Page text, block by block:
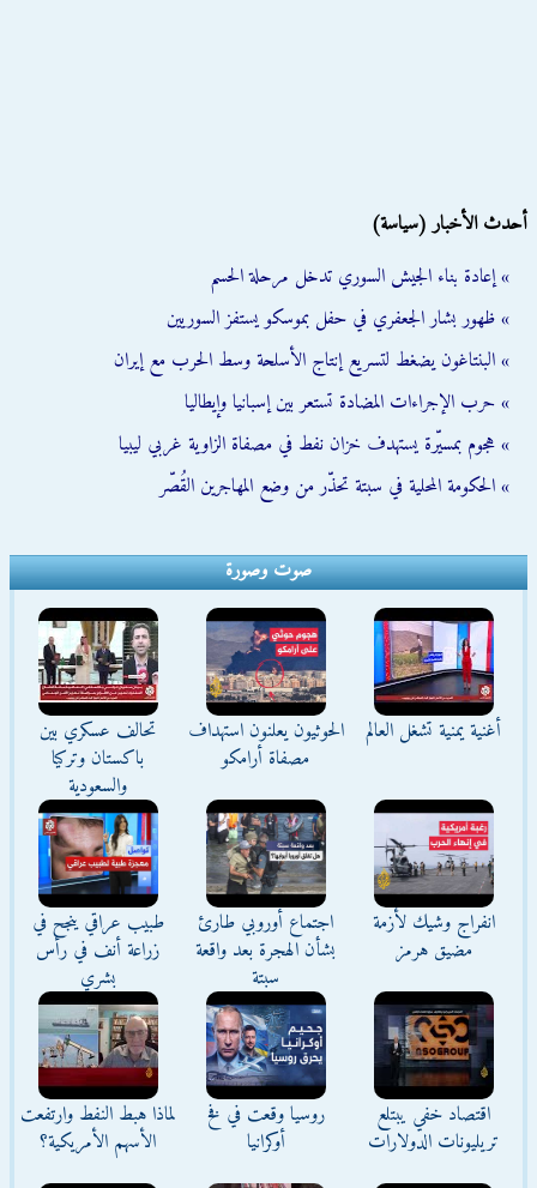
أحدث الأخبار (سياسة)
» إعادة بناء الجيش السوري تدخل مرحلة الحسم
» ظهور بشار الجعفري في حفل بموسكو يستفز السوريين
» البنتاغون يضغط لتسريع إنتاج الأسلحة وسط الحرب مع إيران
» حرب الإجراءات المضادة تستعر بين إسبانيا وإيطاليا
» هجوم بمسيّرة يستهدف خزان نفط في مصفاة الزاوية غربي ليبيا
» الحكومة المحلية في سبتة تحذّر من وضع المهاجرين القُصّر
صوت وصورة
أغنية يمنية تشغل العالم
الحوثيون يعلنون استهداف
مصفاة أرامكو
تحالف عسكري بين
باكستان وتركيا
والسعودية
انفراج وشيك لأزمة
مضيق هرمز
اجتماع أوروبي طارئ
بشأن الهجرة بعد واقعة
سبتة
طبيب عراقي ينجح في
زراعة أنف في رأس
بشري
اقتصاد خفي يبتلع
تريليونات الدولارات
روسيا وقعت في فخ
أوكرانيا
لماذا هبط النفط وارتفعت
الأسهم الأمريكية؟